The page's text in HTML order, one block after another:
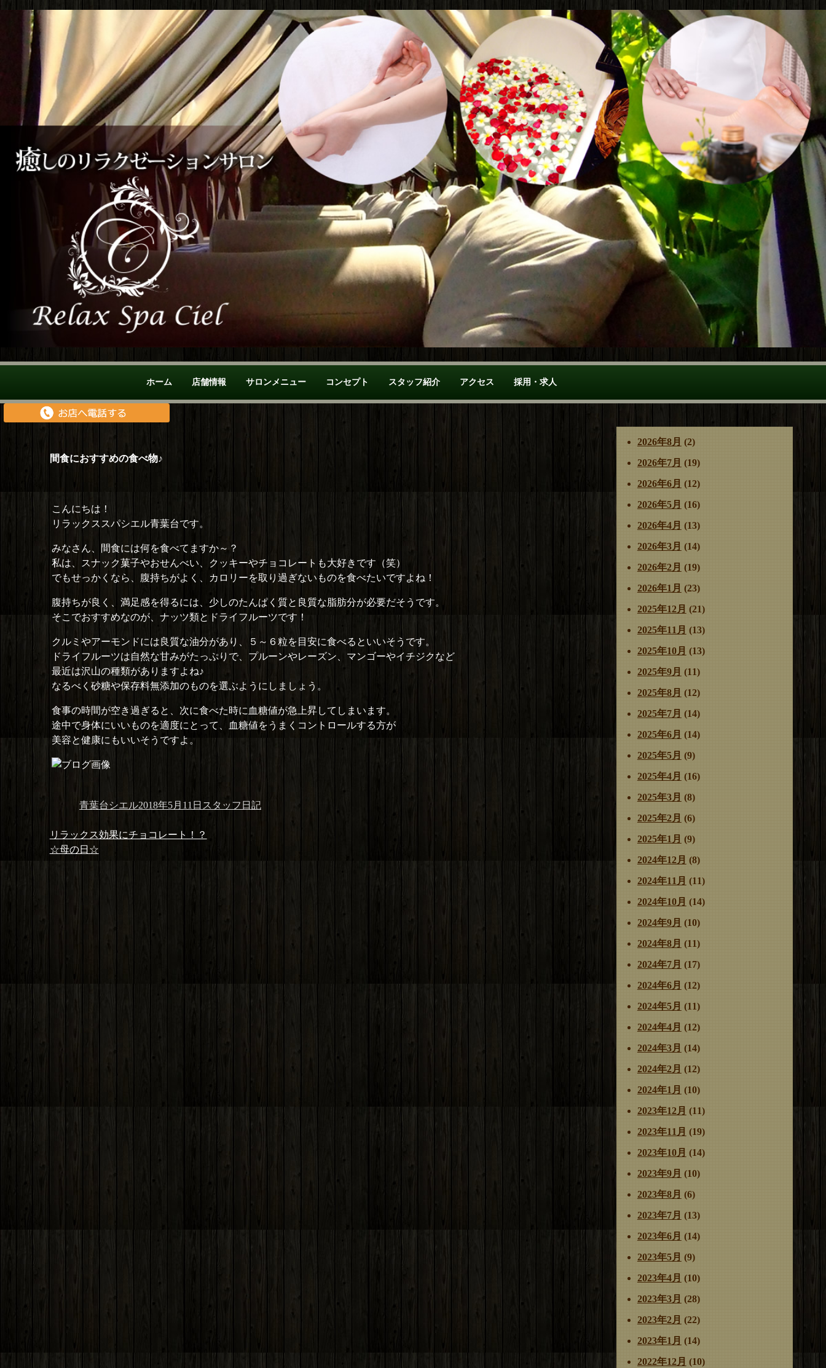
ホーム 店舗情報 サロンメニュー コンセプト スタッフ紹介 アクセス 採用・求人
間食におすすめの食べ物♪
こんにちは！
リラックススパシエル青葉台です。
みなさん、間食には何を食べてますか～？
私は、スナック菓子やおせんべい、クッキーやチョコレートも大好きです（笑）
でもせっかくなら、腹持ちがよく、カロリーを取り過ぎないものを食べたいですよね！
腹持ちが良く、満足感を得るには、少しのたんぱく質と良質な脂肪分が必要だそうです。
そこでおすすめなのが、ナッツ類とドライフルーツです！
クルミやアーモンドには良質な油分があり、５～６粒を目安に食べるといいそうです。
ドライフルーツは自然な甘みがたっぷりで、プルーンやレーズン、マンゴーやイチジクなど
最近は沢山の種類がありますよね♪
なるべく砂糖や保存料無添加のものを選ぶようにしましょう。
食事の時間が空き過ぎると、次に食べた時に血糖値が急上昇してしまいます。
途中で身体にいいものを適度にとって、血糖値をうまくコントロールする方が
美容と健康にもいいそうですよ。
投
者
青葉台シエル投
日:
2018年5月11日 カ
ゴ
スタッフ日記
投
稿
前
の
リラックス効果にチョコレート！？
次
☆母の日☆
2026年8月 (2)
2026年7月 (19)
2026年6月 (12)
2026年5月 (16)
2026年4月 (13)
2026年3月 (14)
2026年2月 (19)
2026年1月 (23)
2025年12月 (21)
2025年11月 (13)
2025年10月 (13)
2025年9月 (11)
2025年8月 (12)
2025年7月 (14)
2025年6月 (14)
2025年5月 (9)
2025年4月 (16)
2025年3月 (8)
2025年2月 (6)
2025年1月 (9)
2024年12月 (8)
2024年11月 (11)
2024年10月 (14)
2024年9月 (10)
2024年8月 (11)
2024年7月 (17)
2024年6月 (12)
2024年5月 (11)
2024年4月 (12)
2024年3月 (14)
2024年2月 (12)
2024年1月 (10)
2023年12月 (11)
2023年11月 (19)
2023年10月 (14)
2023年9月 (10)
2023年8月 (6)
2023年7月 (13)
2023年6月 (14)
2023年5月 (9)
2023年4月 (10)
2023年3月 (28)
2023年2月 (22)
2023年1月 (14)
2022年12月 (10)